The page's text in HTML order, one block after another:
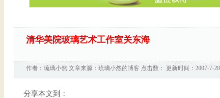
清华美院玻璃艺术工作室关东海
作者： 琉璃小然 文章来源： 琉璃小然的博客 点击数： 更新时间：2007-7-
分享本文到：